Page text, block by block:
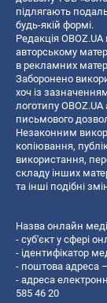
підлягають
будь-якій формі.
Редакція
авторському
в рекламних
Заборонено
хоч із
логотипу
письмового
Незаконним
копiювання,
використання,
складу інших
та інші подібні
Назва онлайн
- суб'єкт у сфері
- ідентифікатор
- поштова адреса
- адреса
585 46 20